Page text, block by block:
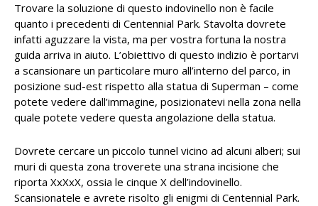
Trovare la soluzione di questo indovinello non è facile
quanto i precedenti di Centennial Park. Stavolta dovrete
infatti aguzzare la vista, ma per vostra fortuna la nostra
guida arriva in aiuto. L’obiettivo di questo indizio è portarvi
a scansionare un particolare muro all’interno del parco, in
posizione sud-est rispetto alla statua di Superman – come
potete vedere dall’immagine, posizionatevi nella zona nella
quale potete vedere questa angolazione della statua.
Dovrete cercare un piccolo tunnel vicino ad alcuni alberi; sui
muri di questa zona troverete una strana incisione che
riporta XxXxX, ossia le cinque X dell’indovinello.
Scansionatele e avrete risolto gli enigmi di Centennial Park.